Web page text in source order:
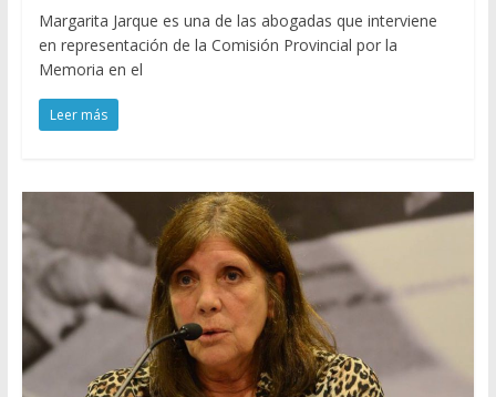
Margarita Jarque es una de las abogadas que interviene
en representación de la Comisión Provincial por la
Memoria en el
Leer más